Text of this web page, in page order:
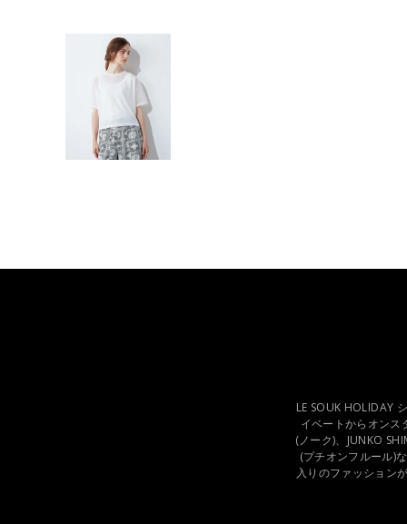
LE SOUK HOLIDAY
イベートからオン
(ノーク)、JUNKO
(プチオンフルール)
入りのファッション